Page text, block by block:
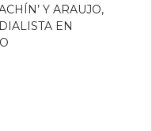
Y ARAUJO,
EN